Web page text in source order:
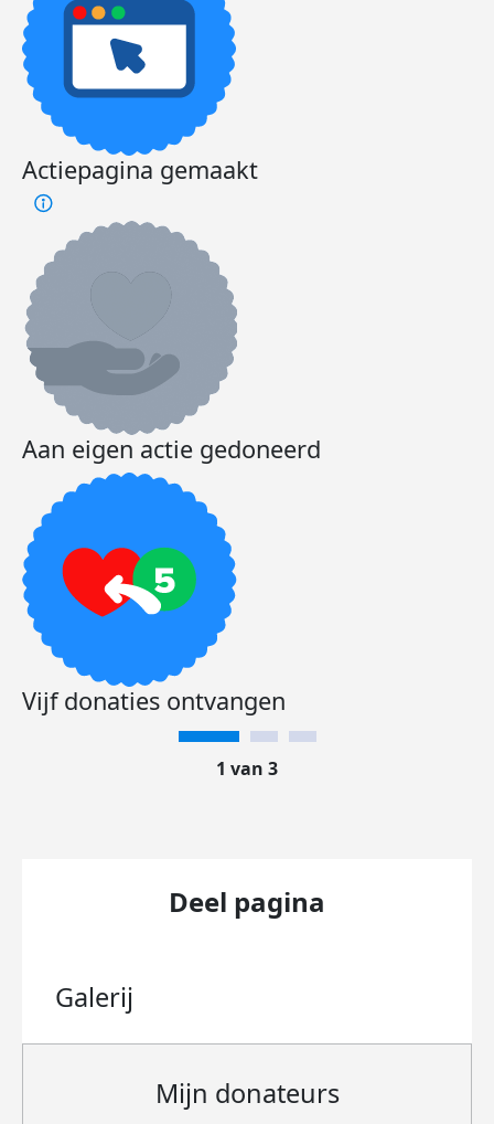
Actiepagina gemaakt
Aan eigen actie gedoneerd
Vijf donaties ontvangen
1 van 3
Deel pagina
Galerij
Mijn donateurs